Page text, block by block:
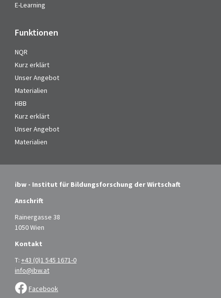
E-Learning
Funktionen
NQR
Kurz erklärt
Unser Angebot
Materialien
HBB
Kurz erklärt
Unser Angebot
Materialien
ibw - Institut für Bildungsforschung der Wirtschaft
Anschrift
Rainergasse 38
1050 Wien
Kontakt
T: +43 (0)1 545 1671-0
info@ibw.at
Facebook